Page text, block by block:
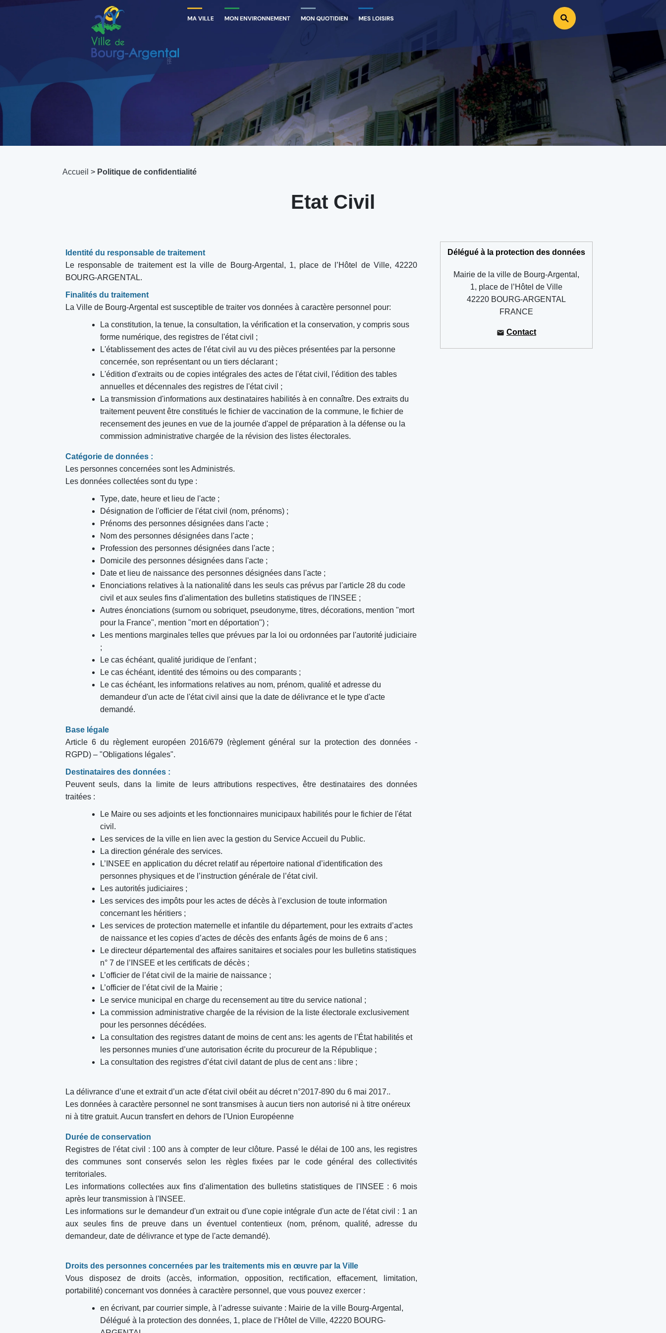
Accueil > Politique de confidentialité
Etat Civil
Identité du responsable de traitement
Le responsable de traitement est la ville de Bourg-Argental, 1, place de l’Hôtel de Ville, 42220
BOURG-ARGENTAL.
Finalités du traitement
La Ville de Bourg-Argental est susceptible de traiter vos données à caractère personnel pour:
La constitution, la tenue, la consultation, la vérification et la conservation, y compris sous
forme numérique, des registres de l'état civil ;
L'établissement des actes de l'état civil au vu des pièces présentées par la personne
concernée, son représentant ou un tiers déclarant ;
L'édition d'extraits ou de copies intégrales des actes de l'état civil, l'édition des tables
annuelles et décennales des registres de l'état civil ;
La transmission d'informations aux destinataires habilités à en connaître. Des extraits du
traitement peuvent être constitués le fichier de vaccination de la commune, le fichier de
recensement des jeunes en vue de la journée d'appel de préparation à la défense ou la
commission administrative chargée de la révision des listes électorales.
Catégorie de données :
Les personnes concernées sont les Administrés.
Les données collectées sont du type :
Type, date, heure et lieu de l'acte ;
Désignation de l'officier de l'état civil (nom, prénoms) ;
Prénoms des personnes désignées dans l'acte ;
Nom des personnes désignées dans l'acte ;
Profession des personnes désignées dans l'acte ;
Domicile des personnes désignées dans l'acte ;
Date et lieu de naissance des personnes désignées dans l'acte ;
Enonciations relatives à la nationalité dans les seuls cas prévus par l'article 28 du code
civil et aux seules fins d'alimentation des bulletins statistiques de l'INSEE ;
Autres énonciations (surnom ou sobriquet, pseudonyme, titres, décorations, mention "mort
pour la France", mention "mort en déportation") ;
Les mentions marginales telles que prévues par la loi ou ordonnées par l'autorité judiciaire
;
Le cas échéant, qualité juridique de l'enfant ;
Le cas échéant, identité des témoins ou des comparants ;
Le cas échéant, les informations relatives au nom, prénom, qualité et adresse du
demandeur d'un acte de l'état civil ainsi que la date de délivrance et le type d'acte
demandé.
Base légale
Article 6 du règlement européen 2016/679 (règlement général sur la protection des données -
RGPD) – "Obligations légales".
Destinataires des données :
Peuvent seuls, dans la limite de leurs attributions respectives, être destinataires des données
traitées :
Le Maire ou ses adjoints et les fonctionnaires municipaux habilités pour le fichier de l'état
civil.
Les services de la ville en lien avec la gestion du Service Accueil du Public.
La direction générale des services.
L’INSEE en application du décret relatif au répertoire national d’identification des
personnes physiques et de l’instruction générale de l’état civil.
Les autorités judiciaires ;
Les services des impôts pour les actes de décès à l’exclusion de toute information
concernant les héritiers ;
Les services de protection maternelle et infantile du département, pour les extraits d’actes
de naissance et les copies d’actes de décès des enfants âgés de moins de 6 ans ;
Le directeur départemental des affaires sanitaires et sociales pour les bulletins statistiques
n° 7 de l’INSEE et les certificats de décès ;
L’officier de l’état civil de la mairie de naissance ;
L’officier de l’état civil de la Mairie ;
Le service municipal en charge du recensement au titre du service national ;
La commission administrative chargée de la révision de la liste électorale exclusivement
pour les personnes décédées.
La consultation des registres datant de moins de cent ans: les agents de l’État habilités et
les personnes munies d’une autorisation écrite du procureur de la République ;
La consultation des registres d’état civil datant de plus de cent ans : libre ;
La délivrance d’une et extrait d’un acte d'état civil obéit au décret n°2017-890 du 6 mai 2017..
Les données à caractère personnel ne sont transmises à aucun tiers non autorisé ni à titre onéreux
ni à titre gratuit. Aucun transfert en dehors de l'Union Européenne
Durée de conservation
Registres de l'état civil : 100 ans à compter de leur clôture. Passé le délai de 100 ans, les registres
des communes sont conservés selon les règles fixées par le code général des collectivités
territoriales.
Les informations collectées aux fins d'alimentation des bulletins statistiques de l'INSEE : 6 mois
après leur transmission à l'INSEE.
Les informations sur le demandeur d'un extrait ou d'une copie intégrale d'un acte de l'état civil : 1 an
aux seules fins de preuve dans un éventuel contentieux (nom, prénom, qualité, adresse du
demandeur, date de délivrance et type de l'acte demandé).
Droits des personnes concernées par les traitements mis en œuvre par la Ville
Vous disposez de droits (accès, information, opposition, rectification, effacement, limitation,
portabilité) concernant vos données à caractère personnel, que vous pouvez exercer :
en écrivant, par courrier simple, à l’adresse suivante : Mairie de la ville Bourg-Argental,
Délégué à la protection des données, 1, place de l’Hôtel de Ville, 42220 BOURG-
Délégué à la protection des données
Mairie de la ville de Bourg-Argental,
1, place de l’Hôtel de Ville
42220 BOURG-ARGENTAL
FRANCE
Contact